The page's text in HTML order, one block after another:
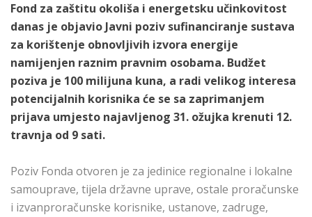
Fond za zaštitu okoliša i energetsku učinkovitost
danas je objavio Javni poziv sufinanciranje sustava
za korištenje obnovljivih izvora energije
namijenjen raznim pravnim osobama. Budžet
poziva je 100 milijuna kuna, a radi velikog interesa
potencijalnih korisnika će se sa zaprimanjem
prijava umjesto najavljenog 31. ožujka krenuti 12.
travnja od 9 sati.
Poziv Fonda otvoren je za jedinice regionalne i lokalne
samouprave, tijela državne uprave, ostale proračunske
i izvanproračunske korisnike, ustanove, zadruge,